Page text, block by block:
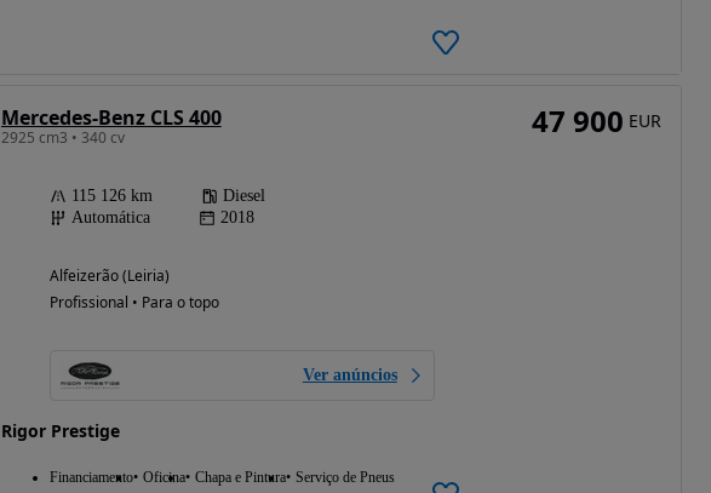
Mercedes-Benz CLS 400
2925 cm3 • 340 cv
115 126 km
Diesel
Automática
2018
Alfeizerão (Leiria)
Profissional • Para o topo
Ver anúncios
Rigor Prestige
Financiamento Oficina Chapa e Pintura Serviço de Pneus
47 900 EUR